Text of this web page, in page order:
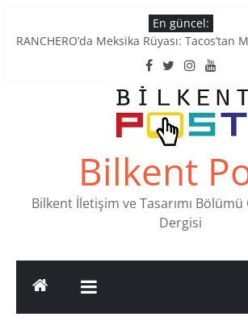
to
En güncel:
RANCHERO’da Meksika Rüyası: Tacos’tan
Ankara’nın Ruhunu Notalarda Yaşatan 4
Pullardaki tarih: PTT Pul Müzesi
Stamp Collectors Unite: Places to Find
Tatlı Konuşalım: Ankara’nın 4 Köklü
Bilkent
Bilkent İletişim ve Tasarımı
Dergisi